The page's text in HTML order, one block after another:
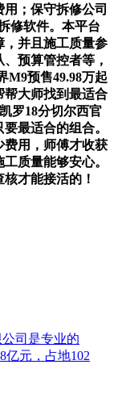
；保守拆修公司
修软件。本平台
，并且施工质量参
预算管控者等，
M9预售49.98万起
帮大师找到最适合
罗18分切尔西官
最适合的组合。
费用，师傅才收获
质量能够安心。
才能接活的！
司是专业的
亿元，占地102